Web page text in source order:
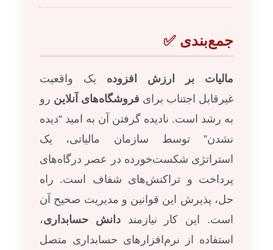
جمع‌بندی ✅
مالیات بر ارزش افزوده یک واقعیت
غیرقابل اجتناب برای فروشگاه‌های آنلاین رو
به رشد است. نادیده گرفتن آن به امید “دیده
نشدن” توسط سازمان مالیاتی، یک
استراتژی شکست‌خورده در عصر درگاه‌های
پرداخت و تراکنش‌های شفاف است. راه
حل، پذیرش این قوانین و مدیریت صحیح آن
است. این کار نیازمنددانش حسابداری،
استفاده از نرم‌افزارهای حسابداری متصل